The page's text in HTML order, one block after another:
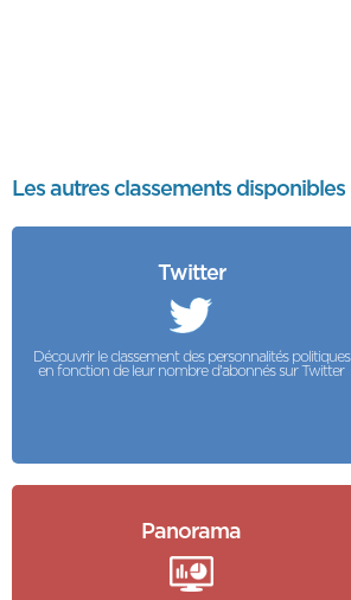
Les autres classements disponibles
Twitter
Découvrir le classement des personnalités politiques
en fonction de leur nombre d'abonnés sur Twitter
Panorama